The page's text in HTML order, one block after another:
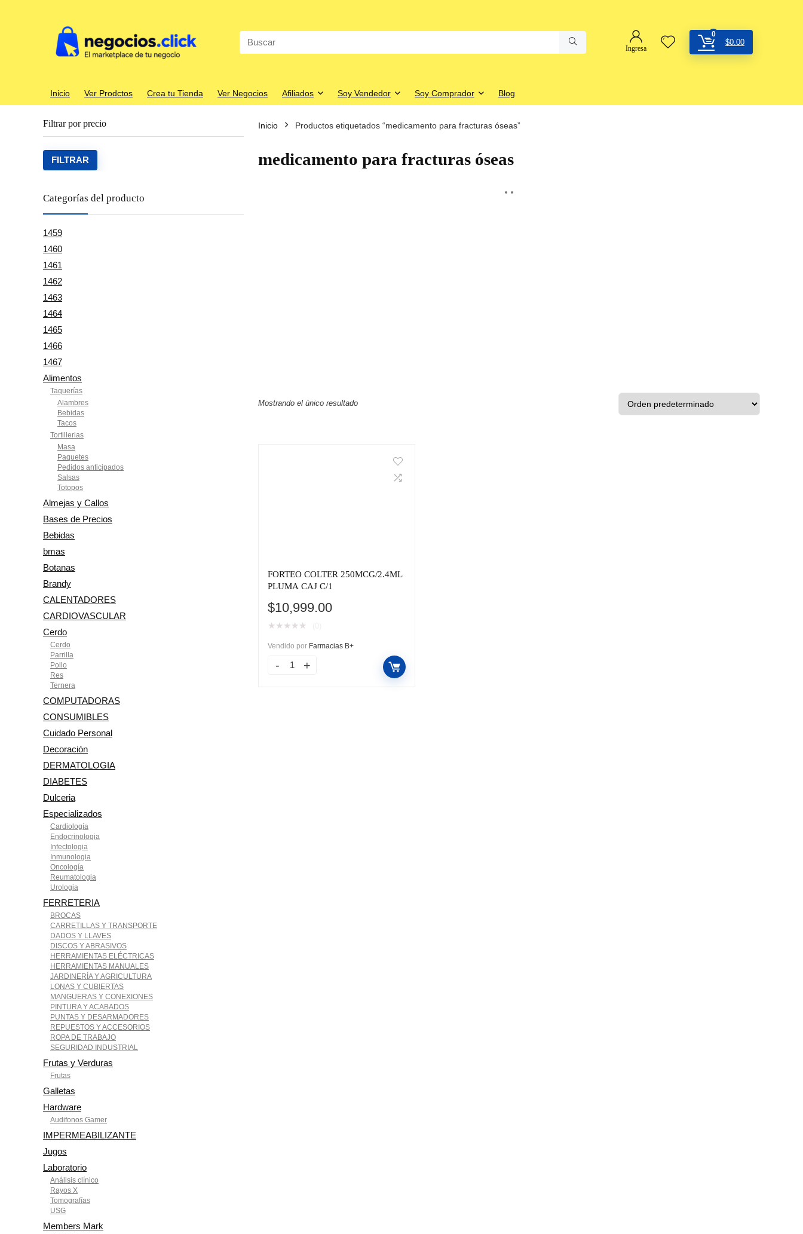
Search
for:
Ingresa
0
$0.00
Inicio Ver Prodctos Crea tu Tienda Ver Negocios Afiliados Soy Vendedor Soy Comprador Blog
Filtrar por precio
Precio
Precio
FILTRAR
Categorías del producto
1459
1460
1461
1462
1463
1464
1465
1466
1467
Alimentos
Taquerías
Alambres
Bebidas
Tacos
Tortillerias
Masa
Paquetes
Pedidos anticipados
Salsas
Totopos
Almejas y Callos
Bases de Precios
Bebidas
bmas
Botanas
Brandy
CALENTADORES
CARDIOVASCULAR
Cerdo
Cerdo
Parrilla
Pollo
Res
Ternera
COMPUTADORAS
CONSUMIBLES
Cuidado Personal
Decoración
DERMATOLOGIA
DIABETES
Dulceria
Especializados
Cardiología
Endocrinologia
Infectologia
Inmunologia
Oncología
Reumatologia
Urologia
FERRETERIA
BROCAS
CARRETILLAS Y TRANSPORTE
DADOS Y LLAVES
DISCOS Y ABRASIVOS
HERRAMIENTAS ELÉCTRICAS
HERRAMIENTAS MANUALES
JARDINERÍA Y AGRICULTURA
LONAS Y CUBIERTAS
MANGUERAS Y CONEXIONES
PINTURA Y ACABADOS
PUNTAS Y DESARMADORES
REPUESTOS Y ACCESORIOS
ROPA DE TRABAJO
SEGURIDAD INDUSTRIAL
Frutas y Verduras
Frutas
Galletas
Hardware
Audifonos Gamer
IMPERMEABILIZANTE
Jugos
Laboratorio
Análisis clínico
Rayos X
Tomografías
USG
Members Mark
Inicio Productos etiquetados “medicamento para fracturas óseas”
medicamento para fracturas óseas
Mostrando el único resultado
FORTEO COLTER 250MCG/2.4ML
PLUMA CAJ C/1
$10,999.00
★ ★ ★ ★ ★
Vendido por Farmacias B+
FORTEO